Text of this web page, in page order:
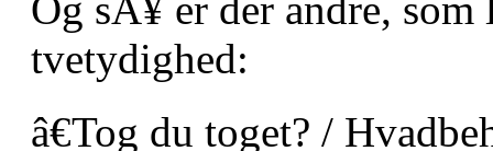
Og sÃ¥ er der andre,
tvetydighed:
â€Tog du toget? /